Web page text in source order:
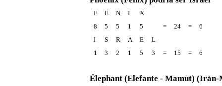
F E N I
X
8
5 5 1 5 = 24 =
6
I
S R A E
L
1
3 2 1 5 3 = 15 = 6
Élephant (Elefante - Mamut) (Irán-